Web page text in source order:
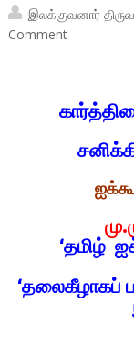
இலக்குவனார்
Comment
‘தமிழ்
‘தலைகீழாகப்